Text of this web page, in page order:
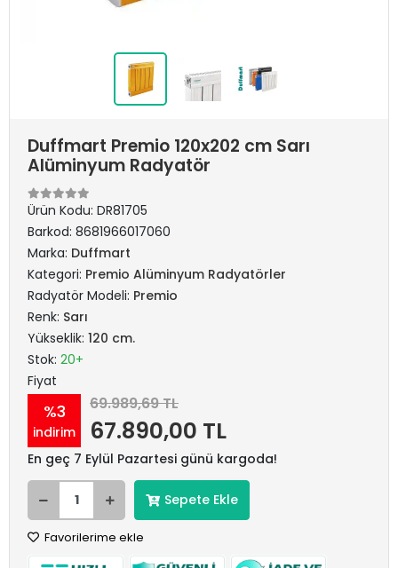
Duffmart Premio 120x202 cm Sarı
Alüminyum Radyatör
Ürün Kodu: DR81705
Barkod: 8681966017060
Marka: Duffmart
Kategori: Premio Alüminyum Radyatörler
Radyatör Modeli: Premio
Renk: Sarı
Yükseklik: 120 cm.
Stok: 20+
Fiyat
%3
indirim
69.989,69 TL
67.890,00 TL
En geç 7 Eylül Pazartesi günü kargoda!
Sepete Ekle
Favorilerime ekle